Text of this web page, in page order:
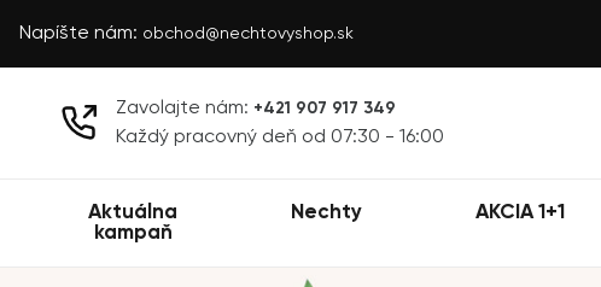
Napíšte nám: obchod@nechtovyshop.sk
Zavolajte nám: +421 907 917 349
Každý pracovný deň od 07:30 - 16:00
Aktuálna
kampaň
Nechty AKCIA 1+1